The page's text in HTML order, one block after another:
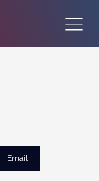
Email